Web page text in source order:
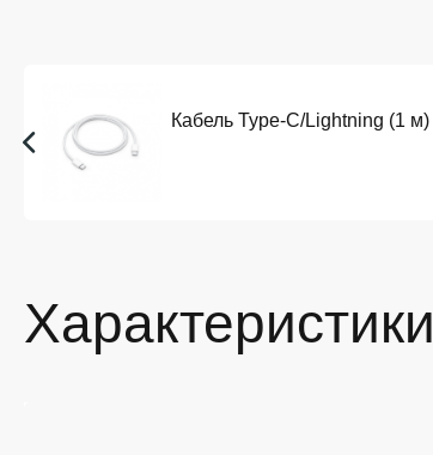
Кабель Type-C/Lightning (1 м)
Характеристики